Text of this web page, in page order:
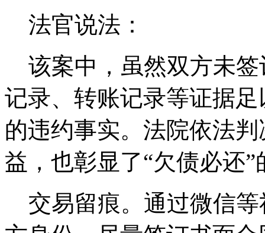
法官说法：
该案中，虽然双方未签
记录、转账记录等证据
的违约事实。法院依法
益，也彰显了“欠债必还
交易留痕。通过微信等